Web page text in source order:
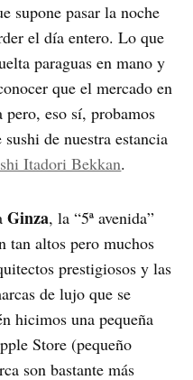
supone pasar la noche
el día entero. Lo que
paraguas en mano y
que el mercado en
eso sí, probamos
de nuestra estancia
Itadori Bekkan.
Ginza, la “5ª avenida”
tan altos pero muchos
prestigiosos y las
de lujo que se
hicimos una pequeña
Store (pequeño
son bastante más